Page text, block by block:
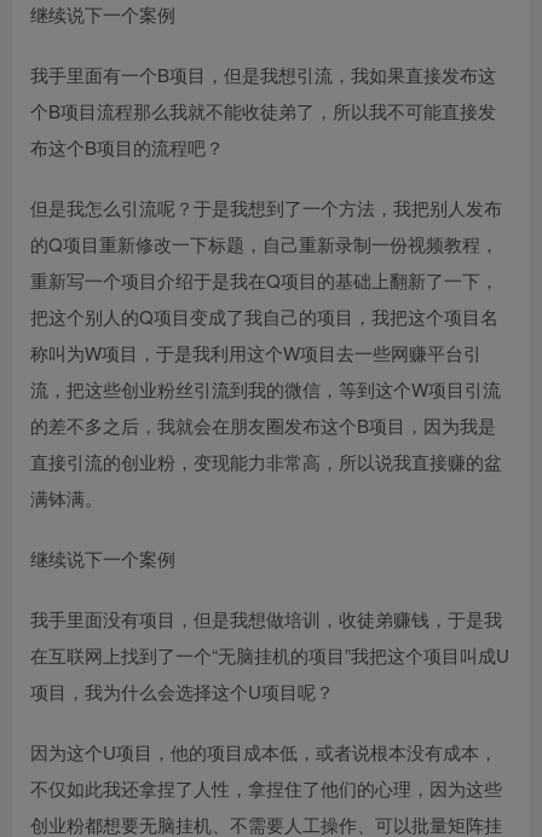
继续说下一个案例
我手里面有一个B项目，但是我想引流，我如果直接发布这
个B项目流程那么我就不能收徒弟了，所以我不可能直接发
布这个B项目的流程吧？
但是我怎么引流呢？于是我想到了一个方法，我把别人发布
的Q项目重新修改一下标题，自己重新录制一份视频教程，
重新写一个项目介绍于是我在Q项目的基础上翻新了一下，
把这个别人的Q项目变成了我自己的项目，我把这个项目名
称叫为W项目，于是我利用这个W项目去一些网赚平台引
流，把这些创业粉丝引流到我的微信，等到这个W项目引流
的差不多之后，我就会在朋友圈发布这个B项目，因为我是
直接引流的创业粉，变现能力非常高，所以说我直接赚的盆
满钵满。
继续说下一个案例
我手里面没有项目，但是我想做培训，收徒弟赚钱，于是我
在互联网上找到了一个“无脑挂机的项目”我把这个项目叫成U
项目，我为什么会选择这个U项目呢？
因为这个U项目，他的项目成本低，或者说根本没有成本，
不仅如此我还拿捏了人性，拿捏住了他们的心理，因为这些
创业粉都想要无脑挂机、不需要人工操作、可以批量矩阵挂